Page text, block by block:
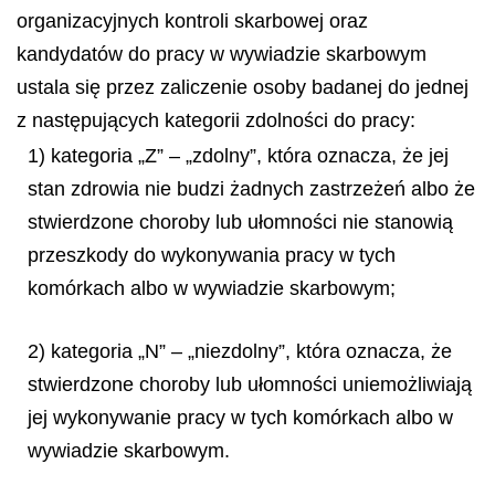
organizacyjnych kontroli skarbowej oraz
kandydatów do pracy w wywiadzie skarbowym
ustala się przez zaliczenie osoby badanej do jednej
z następujących kategorii zdolności do pracy:
1) kategoria „Z” – „zdolny”, która oznacza, że jej
stan zdrowia nie budzi żadnych zastrzeżeń albo że
stwierdzone choroby lub ułomności nie stanowią
przeszkody do wykonywania pracy w tych
komórkach albo w wywiadzie skarbowym;
2) kategoria „N” – „niezdolny”, która oznacza, że
stwierdzone choroby lub ułomności uniemożliwiają
jej wykonywanie pracy w tych komórkach albo w
wywiadzie skarbowym.